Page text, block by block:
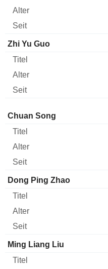
Zhi Yu Guo
Verwaltungsratsmitglied
Chuan Song
Dong Ping Zhao
Ming Liang Liu